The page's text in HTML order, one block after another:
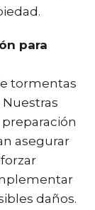
para
tormentas
asegurar
daños.